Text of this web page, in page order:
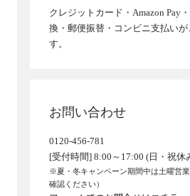
クレジットカード・Amazon Pay
換・郵便振替・コンビニ支払いが
す。
お問い合わせ
0120-456-781
[受付時間] 8:00～17:00 (日・祝休
※夏・冬キャンペーン期間中は土曜営
確認ください）